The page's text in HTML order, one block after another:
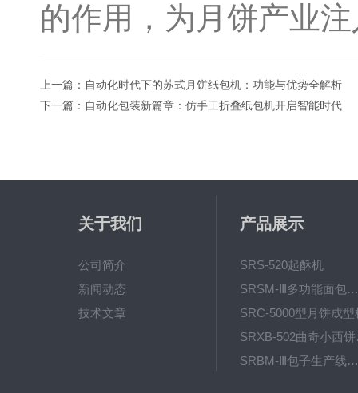
的作用，为月饼产业
上一篇： 自动化时代下的苏式月饼纸包机：功能与优势全解析
下一篇： 自动化包装新篇章：仿手工折叠纸包机开启智能时代
关于我们
公司简介
新闻动态
技术文章
产品展示
SRS-520起酥机
SRSM-Ⅲ多功能面包生产线 酥饼机
SRC-5000型月饼成型
SRBM-Ⅲ包子生产线（包子机）